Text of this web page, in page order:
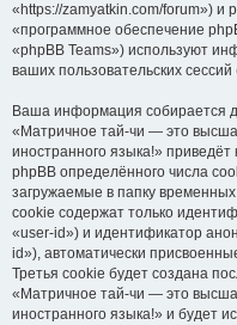
«https://zamyatkin.com/forum») и
«программное обеспечение
«phpBB Teams») используют
ваших пользовательских
Ваша информация собирается
«Матричное тай-чи — это
иностранного языка!»
phpBB определённого числа
загружаемые в папку
cookie содержат только
«user-id») и идентификатор
id»), автоматически
Третья cookie будет создана
«Матричное тай-чи — это
иностранного языка!» и будет